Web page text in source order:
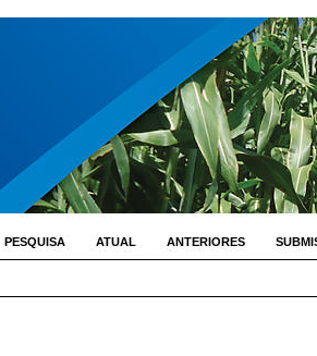
PESQUISA ATUAL ANTERIORES